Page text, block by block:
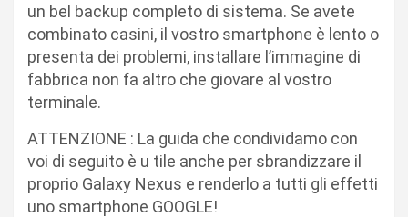
un bel backup completo di sistema. Se avete
combinato casini, il vostro smartphone è lento o
presenta dei problemi, installare l’immagine di
fabbrica non fa altro che giovare al vostro
terminale.
ATTENZIONE : La guida che condividamo con
voi di seguito è u tile anche per sbrandizzare il
proprio Galaxy Nexus e renderlo a tutti gli effetti
uno smartphone GOOGLE!